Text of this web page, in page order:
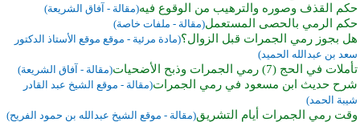
حكم القذف وصوره والترهيب من الوقوع فيه(مقالة - آفاق الشريعة)
حكم الرمي بالحصى المستعمل(مقالة - ملفات خاصة)
هل بجوز رمي الجمرات قبل الزوال؟(مادة مرئية - موقع موقع الأستاذ الدكتور
سعد بن عبدالله الحميد)
تأملات في الحج (7) رمي الجمرات وذبح الأضحيات (مقالة - آفاق الشريعة)
شرح حديث ابن مسعود في رمي الجمرات(مقالة - موقع الشيخ عبد القادر
شيبة الحمد)
وقت رمي الجمرات أيام التشريق(مقالة - موقع الشيخ عبدالله بن حمود الفريح)